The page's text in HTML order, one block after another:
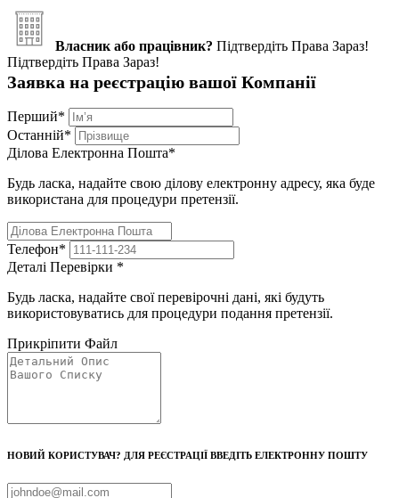
Власник або працівник? Підтвердіть Права Зараз!
Підтвердіть Права Зараз!
Заявка на реєстрацію вашої Компанії
Перший*
Останній*
Ділова Електронна Пошта*
Будь ласка, надайте свою ділову електронну адресу, яка буде
використана для процедури претензії.
Телефон*
Деталі Перевірки *
Будь ласка, надайте свої перевірочні дані, які будуть
використовуватись для процедури подання претензії.
Прикріпити Файл
НОВИЙ КОРИСТУВАЧ? ДЛЯ РЕЄСТРАЦІЇ ВВЕДІТЬ ЕЛЕКТРОННУ ПОШТУ